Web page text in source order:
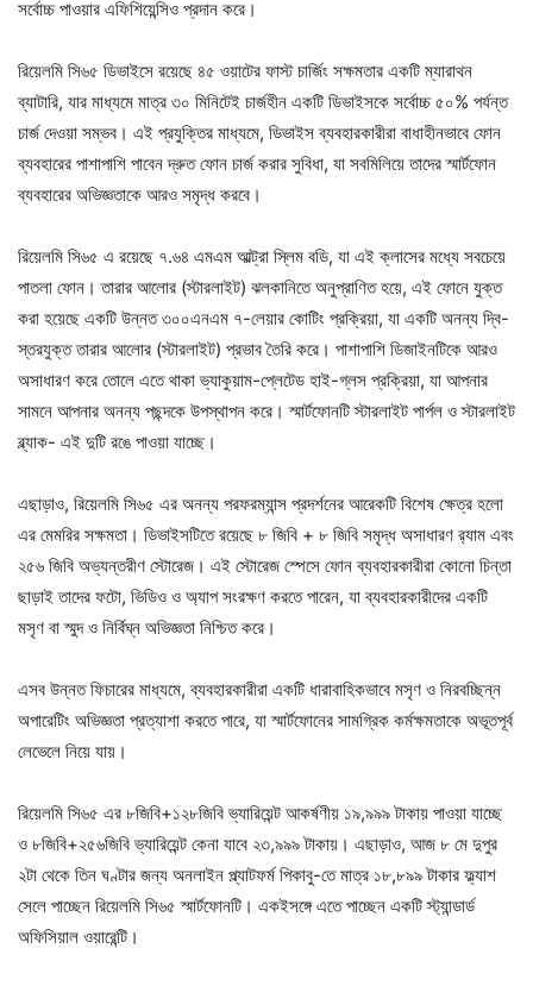
সর্বোচ্চ পাওয়ার এফিশিয়েন্সিও প্রদান করে।
রিয়েলমি সি৬৫ ডিভাইসে রয়েছে ৪৫ ওয়াটের ফাস্ট চার্জিং সক্ষমতার একটি ম্যারাথন
ব্যাটারি, যার মাধ্যমে মাত্র ৩০ মিনিটেই চার্জহীন একটি ডিভাইসকে সর্বোচ্চ ৫০% পর্যন্ত
চার্জ দেওয়া সম্ভব। এই প্রযুক্তির মাধ্যমে, ডিভাইস ব্যবহারকারীরা বাধাহীনভাবে ফোন
ব্যবহারের পাশাপাশি পাবেন দ্রুত ফোন চার্জ করার সুবিধা, যা সবমিলিয়ে তাদের স্মার্টফোন
ব্যবহারের অভিজ্ঞতাকে আরও সমৃদ্ধ করবে।
রিয়েলমি সি৬৫ এ রয়েছে ৭.৬৪ এমএম আল্ট্রা স্লিম বডি, যা এই ক্লাসের মধ্যে সবচেয়ে
পাতলা ফোন। তারার আলোর (স্টারলাইট) ঝলকানিতে অনুপ্রাণিত হয়ে, এই ফোনে যুক্ত
করা হয়েছে একটি উন্নত ৩০০এনএম ৭-লেয়ার কোটিং প্রক্রিয়া, যা একটি অনন্য দ্বি-
স্তরযুক্ত তারার আলোর (স্টারলাইট) প্রভাব তৈরি করে। পাশাপাশি ডিজাইনটিকে আরও
অসাধারণ করে তোলে এতে থাকা ভ্যাকুয়াম-প্লেটেড হাই-গ্লস প্রক্রিয়া, যা আপনার
সামনে আপনার অনন্য পছন্দকে উপস্থাপন করে। স্মার্টফোনটি স্টারলাইট পার্পল ও স্টারলাইট
ব্ল্যাক- এই দুটি রঙে পাওয়া যাচ্ছে।
এছাড়াও, রিয়েলমি সি৬৫ এর অনন্য পরফরম্যান্স প্রদর্শনের আরেকটি বিশেষ ক্ষেত্র হলো
এর মেমরির সক্ষমতা। ডিভাইসটিতে রয়েছে ৮ জিবি + ৮ জিবি সমৃদ্ধ অসাধারণ র‌্যাম এবং
২৫৬ জিবি অভ্যন্তরীণ স্টোরেজ। এই স্টোরেজ স্পেসে ফোন ব্যবহারকারীরা কোনো চিন্তা
ছাড়াই তাদের ফটো, ভিডিও ও অ্যাপ সংরক্ষণ করতে পারেন, যা ব্যবহারকারীদের একটি
মসৃণ বা স্মুদ ও নির্বিঘ্ন অভিজ্ঞতা নিশ্চিত করে।
এসব উন্নত ফিচারের মাধ্যমে, ব্যবহারকারীরা একটি ধারাবাহিকভাবে মসৃণ ও নিরবচ্ছিন্ন
অপারেটিং অভিজ্ঞতা প্রত্যাশা করতে পারে, যা স্মার্টফোনের সামগ্রিক কর্মক্ষমতাকে অভূতপূর্ব
লেভেলে নিয়ে যায়।
রিয়েলমি সি৬৫ এর ৮জিবি+১২৮জিবি ভ্যারিয়েন্ট আকর্ষণীয় ১৯,৯৯৯ টাকায় পাওয়া যাচ্ছে
ও ৮জিবি+২৫৬জিবি ভ্যারিয়েন্ট কেনা যাবে ২৩,৯৯৯ টাকায়। এছাড়াও, আজ ৮ মে দুপুর
২টা থেকে তিন ঘণ্টার জন্য অনলাইন প্ল্যাটফর্ম পিকাবু-তে মাত্র ১৮,৮৯৯ টাকার ফ্ল্যাশ
সেলে পাচ্ছেন রিয়েলমি সি৬৫ স্মার্টফোনটি। একইসঙ্গে এতে পাচ্ছেন একটি স্ট্যান্ডার্ড
অফিসিয়াল ওয়ারেন্টি।